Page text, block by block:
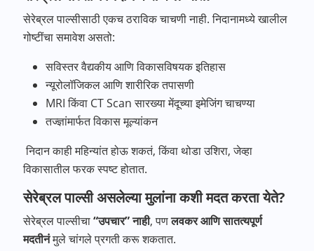
सेरेब्रल पाल्सीसाठी एकच ठराविक चाचणी नाही. निदानामध्ये खालील
गोष्टींचा समावेश असतो:
सविस्तर वैद्यकीय आणि विकासविषयक इतिहास
न्यूरोलॉजिकल आणि शारीरिक तपासणी
MRI किंवा CT Scan सारख्या मेंदूच्या इमेजिंग चाचण्या
तज्ज्ञांमार्फत विकास मूल्यांकन
निदान काही महिन्यांत होऊ शकतं, किंवा थोडा उशिरा, जेव्हा
विकासातील फरक स्पष्ट होतात.
सेरेब्रल पाल्सी असलेल्या मुलांना कशी मदत करता येते?
सेरेब्रल पाल्सीचा“उपचार”नाही, पणलवकरआणिसातत्यपूर्ण
मदतीनंमुले चांगले प्रगती करू शकतात.